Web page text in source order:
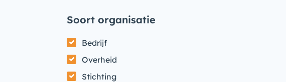
Soort organisatie
Bedrijf
Overheid
Stichting